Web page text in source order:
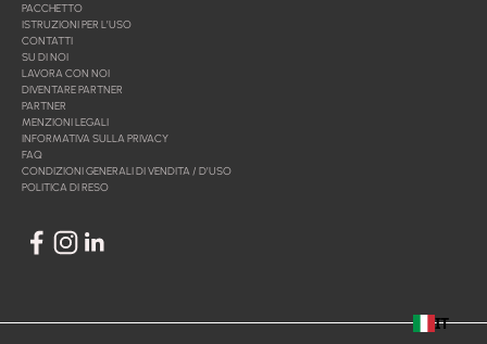
PACCHETTO
ISTRUZIONI PER L’USO
CONTATTI
SU DI NOI
LAVORA CON NOI
DIVENTARE PARTNER
PARTNER
MENZIONI LEGALI
INFORMATIVA SULLA PRIVACY
FAQ
CONDIZIONI GENERALI DI VENDITA / D’USO
POLITICA DI RESO
IT